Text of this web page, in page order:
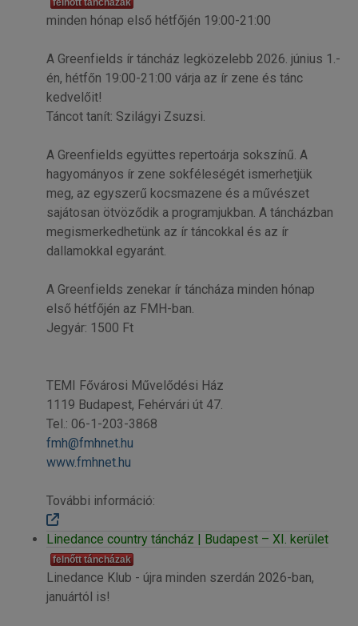
minden hónap első hétfőjén 19:00-21:00
A Greenfields ír táncház legközelebb 2026. június 1.-
én, hétfőn 19:00-21:00 várja az ír zene és tánc
kedvelőit!
Táncot tanít: Szilágyi Zsuzsi.
A Greenfields együttes repertoárja sokszínű. A
hagyományos ír zene sokféleségét ismerhetjük
meg, az egyszerű kocsmazene és a művészet
sajátosan ötvöződik a programjukban. A táncházban
megismerkedhetünk az ír táncokkal és az ír
dallamokkal egyaránt.
A Greenfields zenekar ír táncháza minden hónap
első hétfőjén az FMH-ban.
Jegyár: 1500 Ft
TEMI Fővárosi Művelődési Ház
1119 Budapest, Fehérvári út 47.
Tel.: 06-1-203-3868
fmh@fmhnet.hu
www.fmhnet.hu
További információ:
Linedance country táncház | Budapest – XI. kerület
felnőtt táncházak
Linedance Klub - újra minden szerdán 2026-ban,
januártól is!